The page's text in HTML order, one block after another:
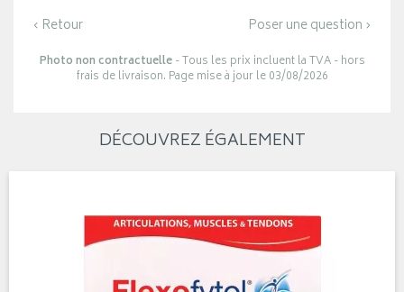
‹ Retour Poser une question ›
Photo non contractuelle- Tous les prix incluent la TVA - hors
frais de livraison. Page mise à jour le 03/08/2026
DÉCOUVREZ ÉGALEMENT